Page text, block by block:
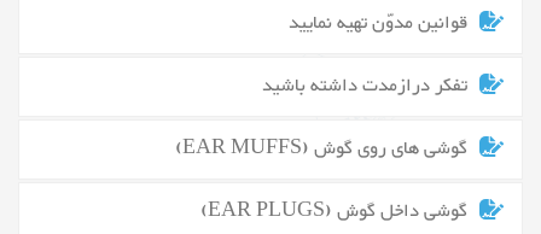
قوانین مدوّن تهیه نمایید
تفکر درازمدت داشته باشید
گوشی های روی گوش (EAR MUFFS)
گوشی داخل گوش (EAR PLUGS)